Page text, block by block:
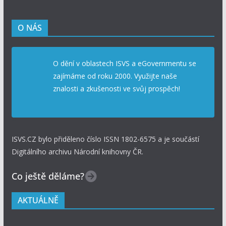
O NÁS
O dění v oblastech ISVS a eGovernmentu se
zajímáme od roku 2000. Využijte naše
znalosti a zkušenosti ve svůj prospěch!
ISVS.CZ bylo přiděleno číslo ISSN 1802-6575 a je součástí
Digitálního archivu Národní knihovny ČR.
Co ještě děláme?
AKTUÁLNĚ